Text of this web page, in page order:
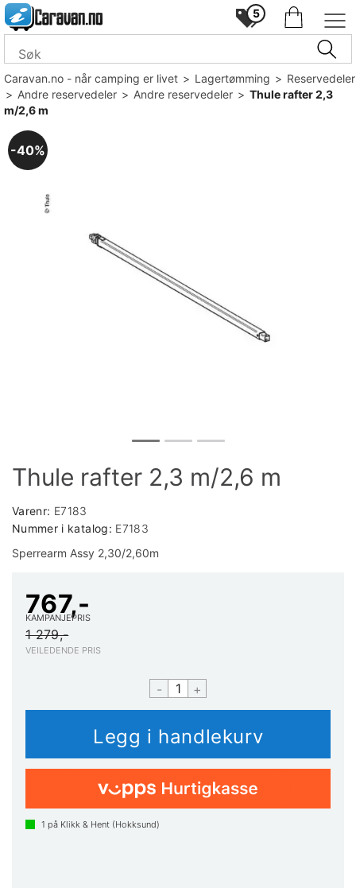
5
Caravan.no - når camping er livet>Lagertømming>Reservedeler
>Andre reservedeler>Andre reservedeler>Thule rafter 2,3
m/2,6 m
40%
Thule rafter 2,3 m/2,6 m
Varenr: E7183
Nummer i katalog: E7183
Sperrearm Assy 2,30/2,60m
767,-
KAMPANJEPRIS
1 279,-
VEILEDENDE PRIS
- +
1 på Klikk & Hent (Hokksund)